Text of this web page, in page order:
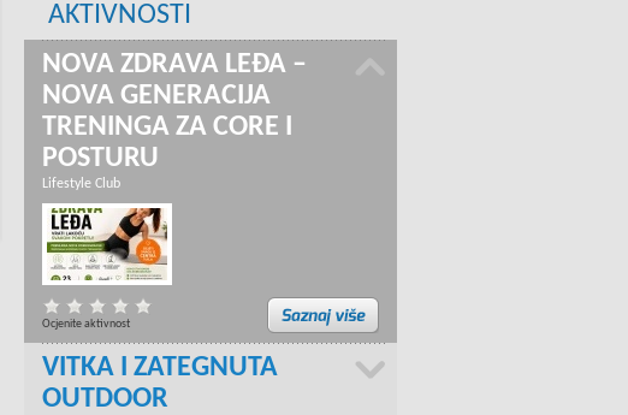
AKTIVNOSTI
NOVA ZDRAVA LEĐA –
NOVA GENERACIJA
TRENINGA ZA CORE I
POSTURU
Lifestyle Club
Ocjenite aktivnost
VITKA I ZATEGNUTA
OUTDOOR